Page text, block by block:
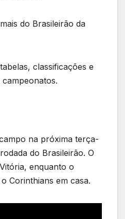
do Brasileirão da
classificações e
na próxima terça-
do Brasileirão. O
enquanto o
Corinthians em casa.